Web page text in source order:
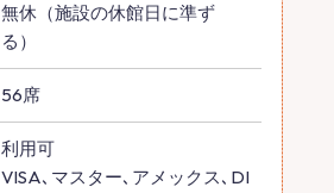
無休（施設の休館日に準ず
る）
56席
利用可
VISA､マスター､アメックス､DI